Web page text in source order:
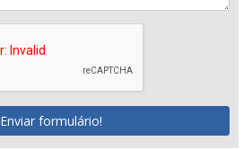
Enviar formulário!